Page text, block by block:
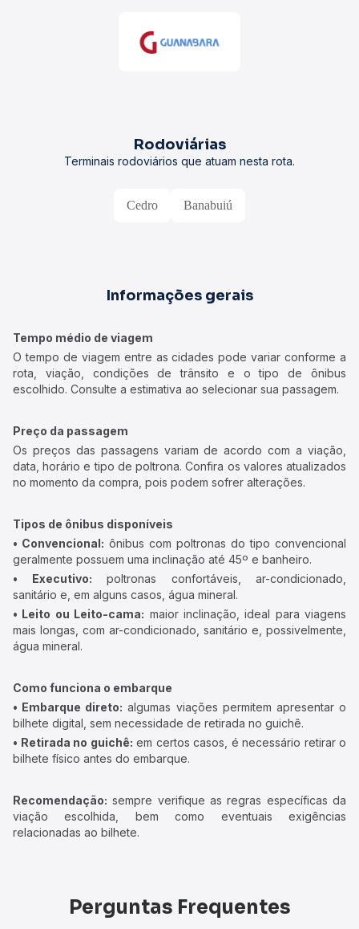
Rodoviárias
Terminais rodoviários que atuam nesta rota.
Cedro Banabuiú
Informações gerais
Tempo médio de viagem
O tempo de viagem entre as cidades pode variar conforme a
rota, viação, condições de trânsito e o tipo de ônibus
escolhido. Consulte a estimativa ao selecionar sua passagem.
Preço da passagem
Os preços das passagens variam de acordo com a viação,
data, horário e tipo de poltrona. Confira os valores atualizados
no momento da compra, pois podem sofrer alterações.
Tipos de ônibus disponíveis
• Convencional: ônibus com poltronas do tipo convencional
geralmente possuem uma inclinação até 45º e banheiro.
• Executivo: poltronas confortáveis, ar-condicionado,
sanitário e, em alguns casos, água mineral.
• Leito ou Leito-cama: maior inclinação, ideal para viagens
mais longas, com ar-condicionado, sanitário e, possivelmente,
água mineral.
Como funciona o embarque
• Embarque direto: algumas viações permitem apresentar o
bilhete digital, sem necessidade de retirada no guichê.
• Retirada no guichê: em certos casos, é necessário retirar o
bilhete físico antes do embarque.
Recomendação: sempre verifique as regras específicas da
viação escolhida, bem como eventuais exigências
relacionadas ao bilhete.
Perguntas Frequentes